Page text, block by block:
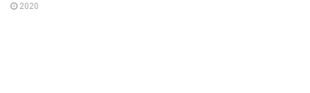
2020